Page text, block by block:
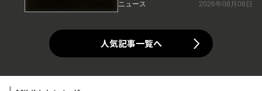
ニュース 2026年08月08日
人気記事一覧へ